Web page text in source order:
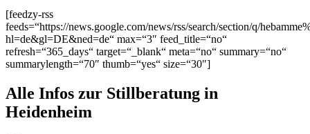
[feedzy-rss
feeds=“https://news.google.com/news/rss/search/section/q/
hl=de&gl=DE&ned=de“ max=“3″ feed_title=“no“
refresh=“365_days“ target=“_blank“ meta=“no“ summary=“no“
summarylength=“70″ thumb=“yes“ size=“30″]
Alle Infos zur Stillberatung in
Heidenheim